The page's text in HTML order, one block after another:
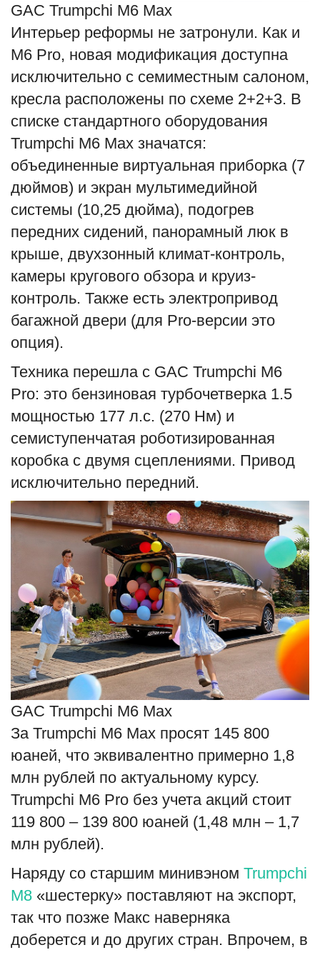
GAC Trumpchi M6 Max
Интерьер реформы не затронули. Как и
M6 Pro, новая модификация доступна
исключительно с семиместным салоном,
кресла расположены по схеме 2+2+3. В
списке стандартного оборудования
Trumpchi M6 Max значатся:
объединенные виртуальная приборка (7
дюймов) и экран мультимедийной
системы (10,25 дюйма), подогрев
передних сидений, панорамный люк в
крыше, двухзонный климат-контроль,
камеры кругового обзора и круиз-
контроль. Также есть электропривод
багажной двери (для Pro-версии это
опция).
Техника перешла с GAC Trumpchi M6
Pro: это бензиновая турбочетверка 1.5
мощностью 177 л.с. (270 Нм) и
семиступенчатая роботизированная
коробка с двумя сцеплениями. Привод
исключительно передний.
GAC Trumpchi M6 Max
За Trumpchi M6 Max просят 145 800
юаней, что эквивалентно примерно 1,8
млн рублей по актуальному курсу.
Trumpchi M6 Pro без учета акций стоит
119 800 – 139 800 юаней (1,48 млн – 1,7
млн рублей).
Наряду со старшим минивэном Trumpchi
M8 «шестерку» поставляют на экспорт,
так что позже Макс наверняка
доберется и до других стран. Впрочем, в